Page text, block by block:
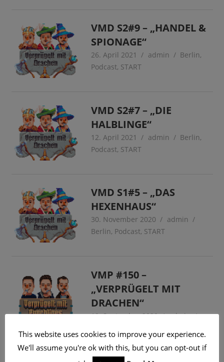
VMD S2#9 – „HANDEL &
SPIONAGE“
26. April 2021 admin Berlin,
Podcast, START
VMD S2#7 – „DIE
HALBLINGE“
12. April 2021 admin Berlin,
Podcast, START
VMD S1#5 – „DAS
HEXENHAUS“
30. November 2020
admin
Berlin, Podcast, START
VMP #150 –
„VERPRÜGELT MIT
DRACHEN“
19. September 2020
admin
This website uses cookies to improve your experience.
We'll assume you're ok with this, but you can opt-out if